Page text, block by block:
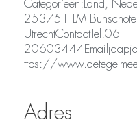
Categorieën:Land,
253751 LM
UtrechtContactTel.06-
ttps://
Adres